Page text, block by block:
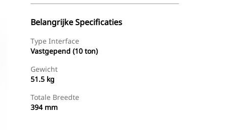
Belangrijke Specificaties
Type Interface
Vastgepend (10 ton)
Gewicht
51.5 kg
Totale Breedte
394 mm